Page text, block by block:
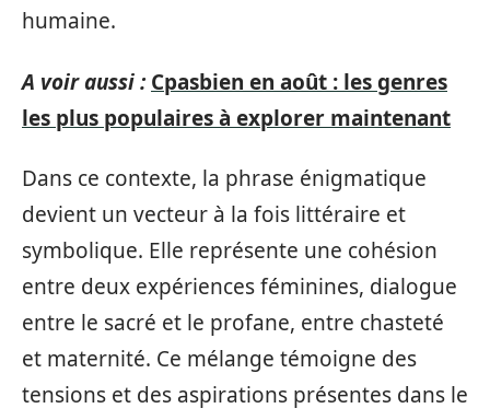
humaine.
A voir aussi : Cpasbien en août : les genres
les plus populaires à explorer maintenant
Dans ce contexte, la phrase énigmatique
devient un vecteur à la fois littéraire et
symbolique. Elle représente une cohésion
entre deux expériences féminines, dialogue
entre le sacré et le profane, entre chasteté
et maternité. Ce mélange témoigne des
tensions et des aspirations présentes dans le